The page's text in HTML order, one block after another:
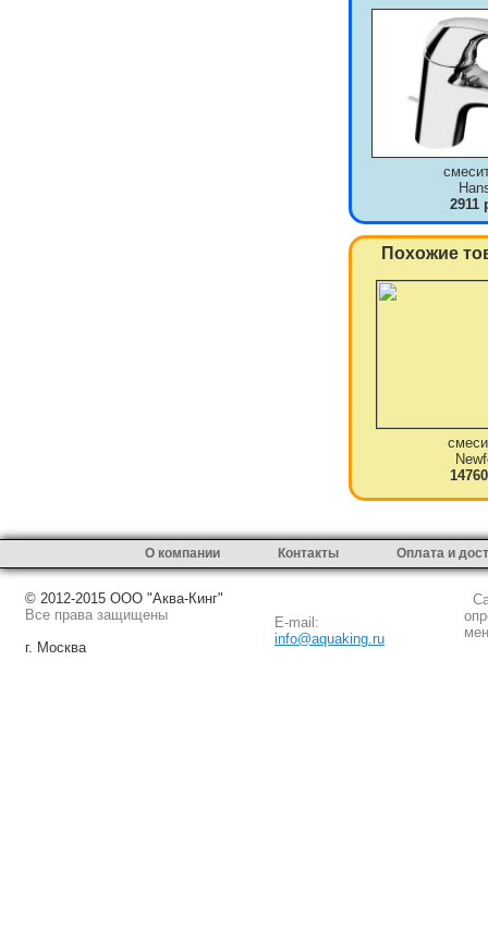
2911
Похожие
О компании Контакты Оплата и
© 2012-2015 ООО "Аква-Кинг"
Все права защищены
г. Москва
E-mail:
info@aquaking.ru